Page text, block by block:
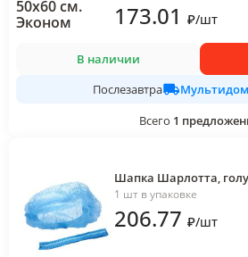
173.01 ₽/шт
В наличии
Послезавтра
Всего 1
Шапка Шарлотта,
1 шт в упаковке
206.77 ₽/шт